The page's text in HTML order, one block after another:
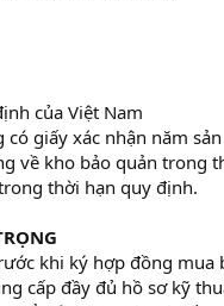
của Việt Nam
giấy xác nhận năm
về kho bảo quản trong
thời hạn quy định.
khi ký hợp đồng mua
cấp đầy đủ hồ sơ kỹ